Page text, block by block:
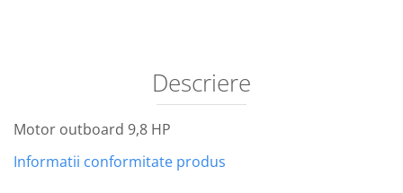
Descriere
Motor outboard 9,8 HP
Informatii conformitate produs